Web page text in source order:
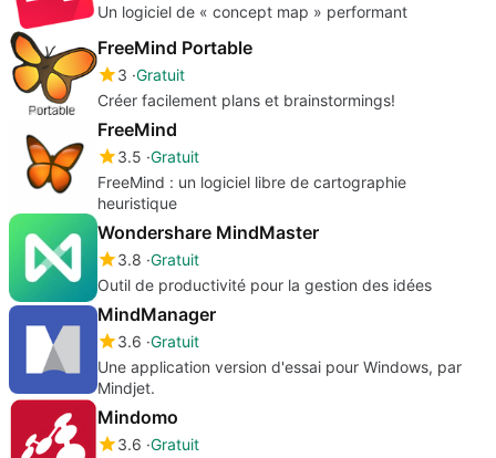
Un logiciel de « concept map » performant
FreeMind Portable
3 Gratuit
Créer facilement plans et brainstormings!
FreeMind
3.5 Gratuit
FreeMind : un logiciel libre de cartographie
heuristique
Wondershare MindMaster
3.8 Gratuit
Outil de productivité pour la gestion des idées
MindManager
3.6 Gratuit
Une application version d'essai pour Windows, par
Mindjet.
Mindomo
3.6 Gratuit